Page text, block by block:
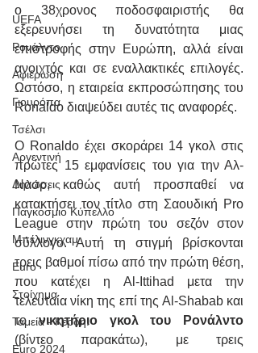
UEFA
Ρονάλντο
Αφιέρωση
Γιουρόπα
Τσέλσι
Αργεντινή
Δηλώσεις
Παγκόσμιο Κύπελλο
Μπέλινγκχαμ
Euro
Στοίχημα
Ταμεία - Κέρδη!
Euro 2024
ο 38χρονος ποδοσφαιριστής θα
εξερευνήσει τη δυνατότητα μιας
επιστροφής στην Ευρώπη, αλλά είναι
ανοιχτός και σε εναλλακτικές επιλογές.
Ωστόσο, η εταιρεία εκπροσώπησης του
Ronaldo διαψεύδει αυτές τις αναφορές.
Ο Ronaldo έχει σκοράρει 14 γκολ στις
πρώτες 15 εμφανίσεις του για την Αλ-
Νασρ, καθώς αυτή προσπαθεί να
κατακτήσει τον τίτλο στη Σαουδική Pro
League στην πρώτη του σεζόν στον
σύλλογο. Αυτή τη στιγμή βρίσκονται
τρεις βαθμοί πίσω από την πρώτη θέση,
που κατέχει η Al-Ittihad μετα την
τελευταία νίκη της επί της Al-Shabab και
το νικητήριο γκολ του Ρονάλντο
(βίντεο παρακάτω), με τρεις